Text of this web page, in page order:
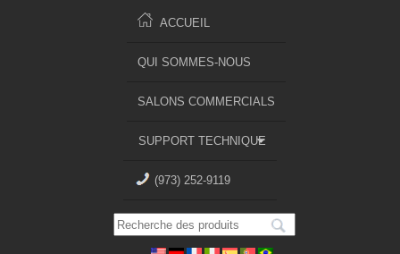
ACCUEIL
QUI SOMMES-NOUS
SALONS COMMERCIALS
SUPPORT TECHNIQUE
(973) 252-9119